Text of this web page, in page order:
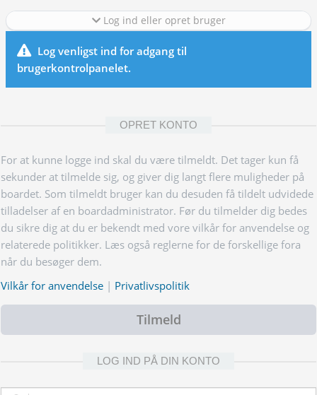
Log ind eller opret bruger
Log venligst ind for adgang til
brugerkontrolpanelet.
OPRET KONTO
For at kunne logge ind skal du være tilmeldt. Det tager kun få
sekunder at tilmelde sig, og giver dig langt flere muligheder på
boardet. Som tilmeldt bruger kan du desuden få tildelt udvidede
tilladelser af en boardadministrator. Før du tilmelder dig bedes
du sikre dig at du er bekendt med vore vilkår for anvendelse og
relaterede politikker. Læs også reglerne for de forskellige fora
når du besøger dem.
Vilkår for anvendelse | Privatlivspolitik
Tilmeld
LOG IND PÅ DIN KONTO